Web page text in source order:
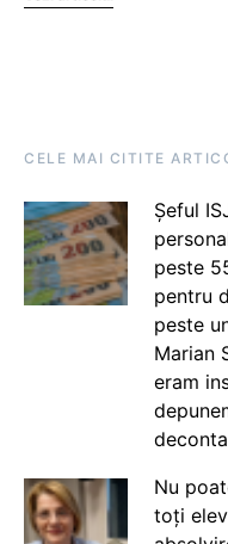
CELE MAI CITITE
Șeful
peste
pentru
peste
Marian
eram
Nu
toți